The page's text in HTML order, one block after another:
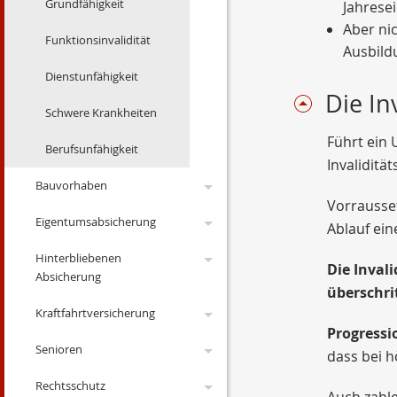
Polizei, Zoll
Leistungen
Lehrer
Grundfähigkeit
Funktionsinvalidität
Dienstunfähigkeit
Schwere Krankheiten
Berufsunfähigkeit
Bauvorhaben
Bausparen
Wohnriester
Baufinanzierung
Unfallversicherung
Eigentumsabsicherung
Privathaftpflicht
Haftpflicht
Rechtsschutz
Wohngebäude
Hinterbliebenen
Absicherung
Sterbegeldversicherung
Kreditausfallversicherung
Risikoleben
Kraftfahrtversicherung
Rechtsschutz Kfz
Automobil
Senioren
Pflegeabsicherung
Rechtsschutz
Aber
Die
Führt ein
Ablauf
Die
dass bei